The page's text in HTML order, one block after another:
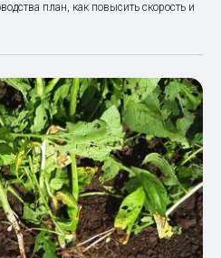
план, как повысить скорость и